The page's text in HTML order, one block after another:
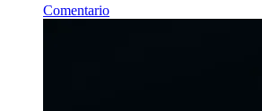
Comentario